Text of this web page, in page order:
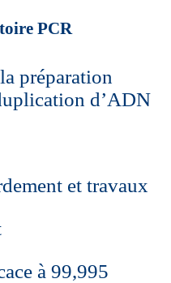
PCR
préparation
d’ADN
et travaux
à 99,995